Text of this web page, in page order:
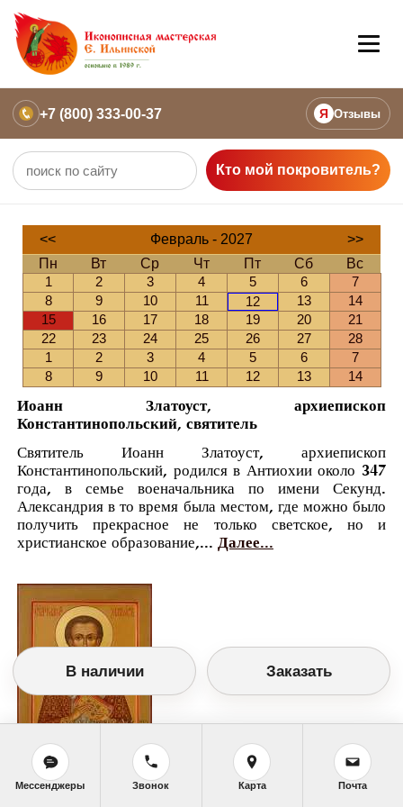
+7 (800) 333-00-37 Я Отзывы
Кто мой покровитель?
<< Февраль - 2027
>>
Пн
Вт Ср Чт Пт Сб
Вс
1
2 3 4 5 6
7
8
9 10 11 12 13
14
15
16 17 18 19 20
21
22
23 24 25 26 27
28
1
2 3 4 5 6
7
8
9 10 11 12 13 14
Иоанн Златоуст, архиепископ
Константинопольский, святитель
Святитель Иоанн Златоуст, архиепископ
Константинопольский, родился в Антиохии около 347
года, в семье военачальника по имени Секунд.
Александрия в то время была местом, где можно было
получить прекрасное не только светское, но и
христианское образование,... Далее...
Православный календарь
В наличии Заказать
Мессенджеры Звонок Карта Почта